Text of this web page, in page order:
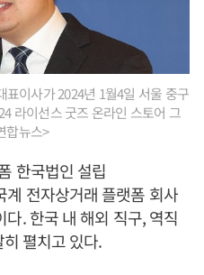
이사가 2024년 1월4일 서울 중구
라이선스 굿즈 온라인 스토어 그
합뉴스>
한국법인 설립
전자상거래 플랫폼 회사
. 한국 내 해외 직구, 역직
펼치고 있다.